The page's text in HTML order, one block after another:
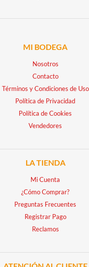
MI BODEGA
Nosotros
Contacto
Términos y Condiciones de Uso
Política de Privacidad
Política de Cookies
Vendedores
LA TIENDA
Mi Cuenta
¿Cómo Comprar?
Preguntas Frecuentes
Registrar Pago
Reclamos